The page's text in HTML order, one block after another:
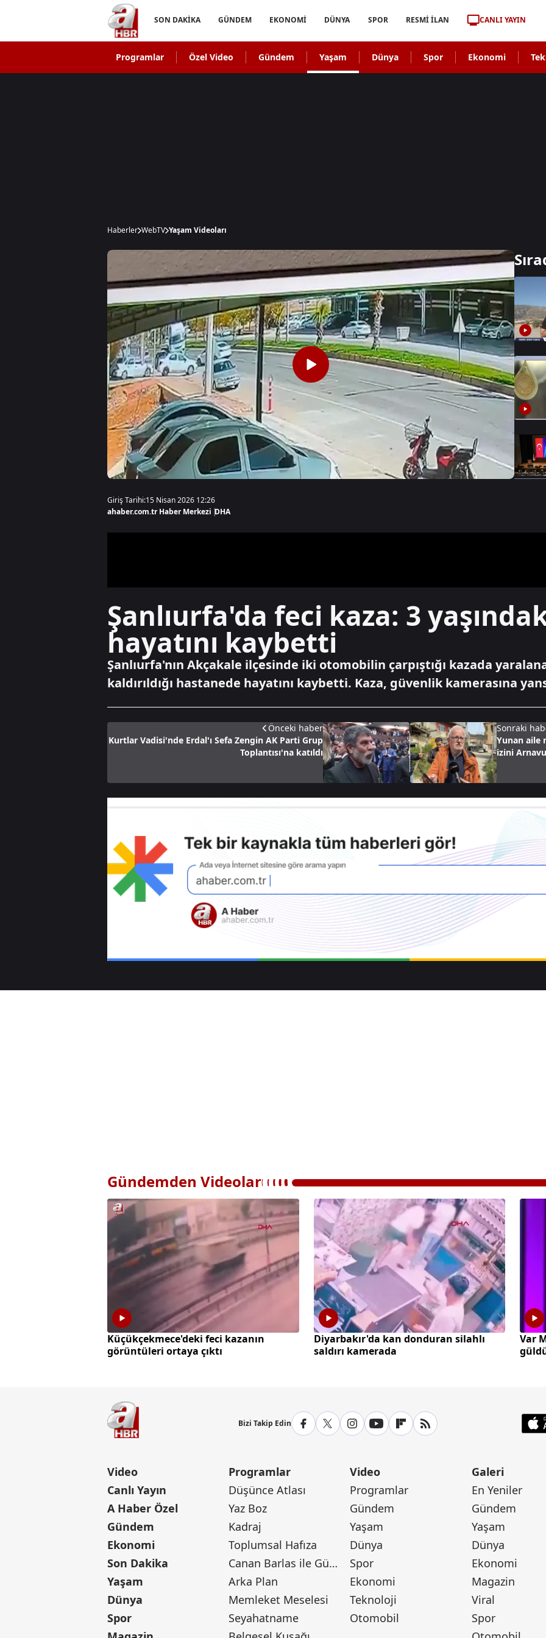
SON DAKİKA GÜNDEM EKONOMİ DÜNYA SPOR RESMİ İLAN CANLI YAYIN
Programlar Özel Video Gündem Yaşam Dünya Spor Ekonomi
Haberler WebTV Yaşam Videoları
Giriş Tarihi:15 Nisan 2026 12:26
ahaber.com.tr Haber Merkezi |DHA
Şanlıurfa'da feci kaza: 3
hayatını kaybetti
Şanlıurfa'nın Akçakale ilçesinde iki otomobilin çarpıştığı kazada
kaldırıldığı hastanede hayatını kaybetti. Kaza, güvenlik kamerasına
Önceki haber
Kurtlar Vadisi'nde Erdal'ı Sefa Zengin AK Parti Grup
Toplantısı'na katıldı
Sonraki
Yunan aile
izini
Gündemden Videolar
Küçükçekmece'deki feci kazanın
görüntüleri ortaya çıktı
Diyarbakır'da kan donduran silahlı
saldırı kamerada
Var
Bizi Takip Edin
Video
Canlı Yayın
A Haber Özel
Gündem
Ekonomi
Son Dakika
Yaşam
Dünya
Spor
Programlar
Düşünce Atlası
Yaz Boz
Kadraj
Toplumsal Hafıza
Canan Barlas ile Gündem
Arka Plan
Memleket Meselesi
Seyahatname
Video
Programlar
Gündem
Yaşam
Dünya
Spor
Ekonomi
Teknoloji
Otomobil
Galeri
En Yeniler
Gündem
Yaşam
Dünya
Ekonomi
Magazin
Viral
Spor